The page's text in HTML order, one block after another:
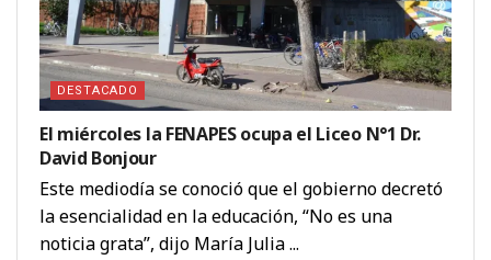
DESTACADO
El miércoles la FENAPES ocupa el Liceo N°1 Dr.
David Bonjour
Este mediodía se conoció que el gobierno decretó
la esencialidad en la educación, “No es una
noticia grata”, dijo María Julia ...